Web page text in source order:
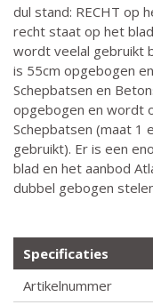
dul stand: RECHT op
recht staat op het
wordt veelal gebruikt
is 55cm opgebogen
Schepbatsen en
opgebogen en wordt
Schepbatsen (maat 1
gebruikt). Er is een
blad en het aanbod
dubbel gebogen
Specificaties
Artikelnummer